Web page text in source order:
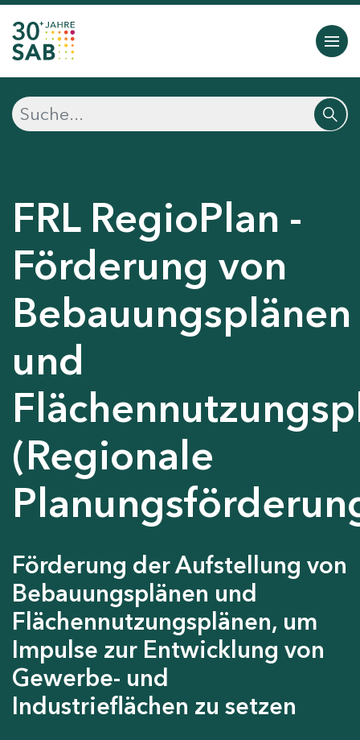
FRL RegioPlan -
Förderung von
Bebauungsplänen
und
(Regionale
Förderung der Aufstellung von
Bebauungsplänen und
Flächennutzungsplänen, um
Impulse zur Entwicklung von
Gewerbe- und
Industrieflächen zu setzen